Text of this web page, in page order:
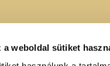
a weboldal sütiket